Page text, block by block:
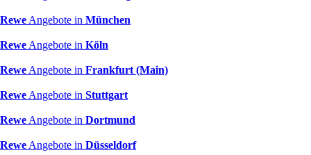
Rewe Angebote in München
Rewe Angebote in Köln
Rewe Angebote in Frankfurt (Main)
Rewe Angebote in Stuttgart
Rewe Angebote in Dortmund
Rewe Angebote in Düsseldorf